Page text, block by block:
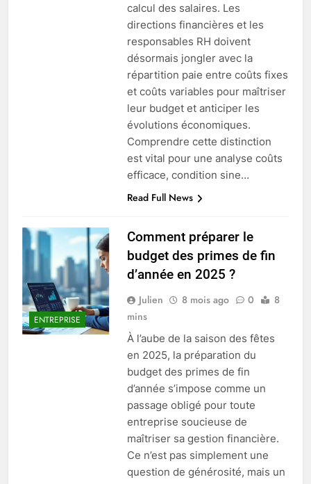
calcul des salaires. Les
directions financières et les
responsables RH doivent
désormais jongler avec la
répartition paie entre coûts fixes
et coûts variables pour maîtriser
leur budget et anticiper les
évolutions économiques.
Comprendre cette distinction
est vital pour une analyse coûts
efficace, condition sine…
Read Full News
ENTREPRISE
Comment préparer le
budget des primes de fin
d’année en 2025 ?
Julien 8 mois ago 0
8
mins
À l’aube de la saison des fêtes
en 2025, la préparation du
budget des primes de fin
d’année s’impose comme un
passage obligé pour toute
entreprise soucieuse de
maîtriser sa gestion financière.
Ce n’est pas simplement une
question de générosité, mais un